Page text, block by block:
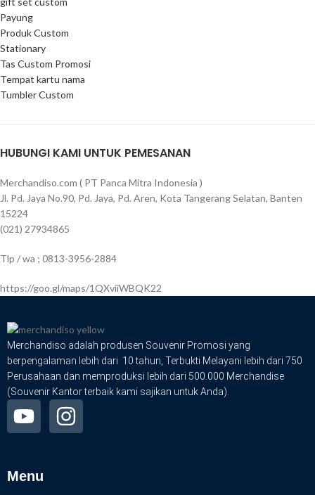
Payung
Produk Custom
Stationary
Tas Custom Promosi
Tempat kartu nama
Tumbler Custom
HUBUNGI KAMI UNTUK PEMESANAN
Merchandiso.com ( PT Panca Mitra Indonesia )
Jl. Pd. Jaya No.90, Pd. Jaya, Pd. Aren, Kota Tangerang Selatan, Banten
15224
(021) 27934865
Tlp / wa ; 0813-3956-2884
https://goo.gl/maps/1QXviiWBQK22
Merchandiso adalah produsen Souvenir Promosi yang
berpengalaman lebih dari 10 tahun, Terbukti Melayani lebih dari 750
Perusahaan dan memproduksi lebih dari 500.000 Merchandise
(Souvenir Kantor terbaik kami sajikan untuk Anda).
Menu